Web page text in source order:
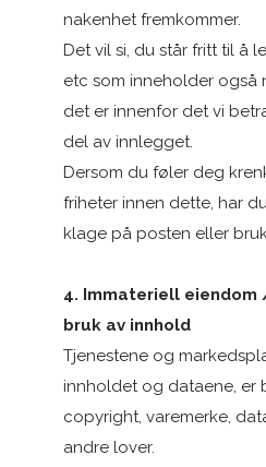
nakenhet fremkommer.
Det vil si, du står fritt til å
etc som inneholder også
det er innenfor det vi
del av innlegget.
Dersom du føler deg
friheter innen dette, har
klage på posten eller
4. Immateriell
bruk av innhold
Tjenestene og
innholdet og dataene, er
copyright, varemerke,
andre lover.